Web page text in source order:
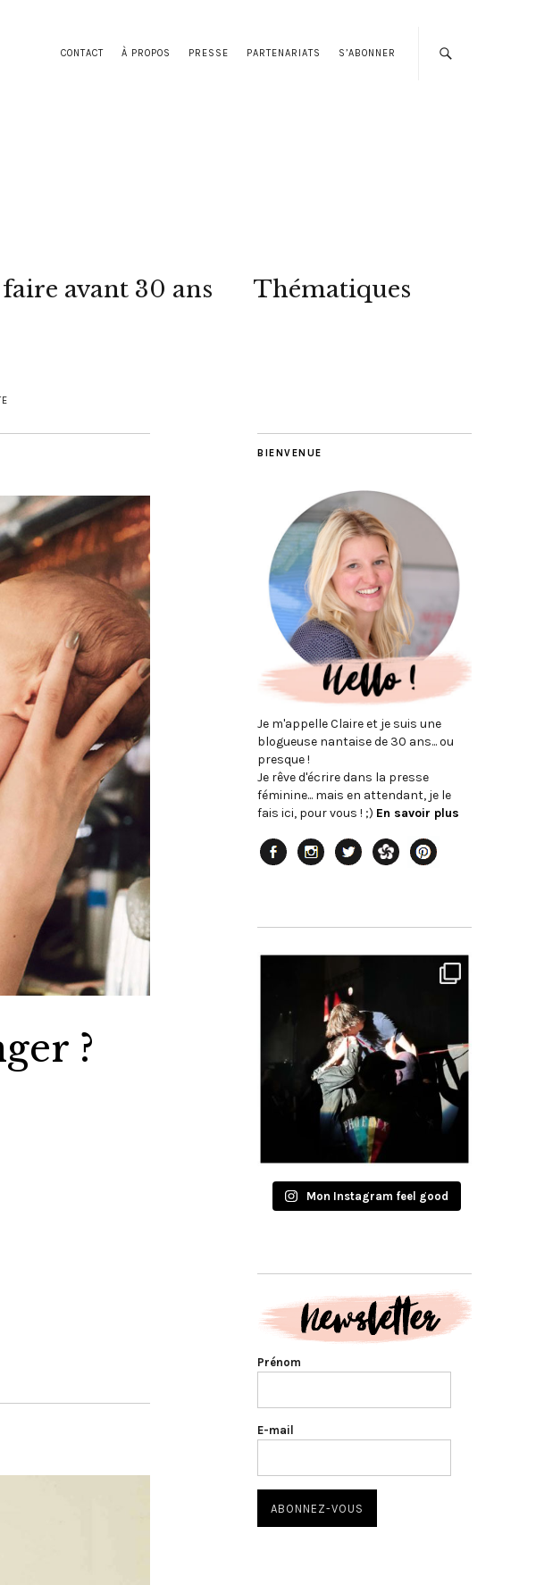
CONTACT À PROPOS PRESSE PARTENARIATS S’ABONNER
avant 30 ans Thématiques
?
BIENVENUE
Je m'appelle Claire et je suis une
blogueuse nantaise de 30 ans... ou
presque !
Je rêve d'écrire dans la presse
féminine... mais en attendant, je le
fais ici, pour vous ! ;) En savoir plus
Mon Instagram feel good
Prénom
E-mail